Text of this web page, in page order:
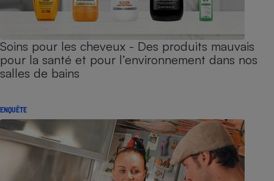
Soins pour les cheveux - Des produits mauvais
pour la santé et pour l’environnement dans nos
salles de bains
ENQUÊTE